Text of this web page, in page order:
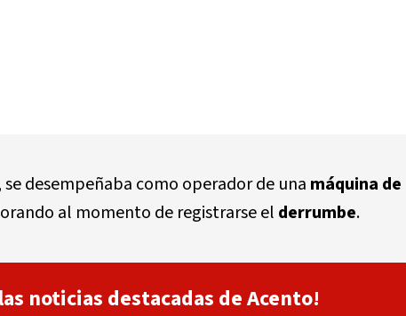
desempeñaba como operador de una máquina de
al momento de registrarse el derrumbe.
noticias destacadas de Acento!